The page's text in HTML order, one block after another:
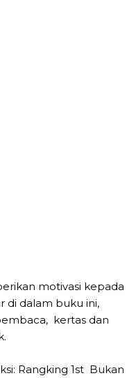
motivasi kepada
di dalam buku ini,
kertas dan
Rangking 1st Bukan